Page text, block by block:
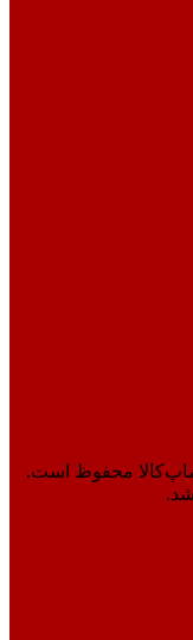
محفوظ است.